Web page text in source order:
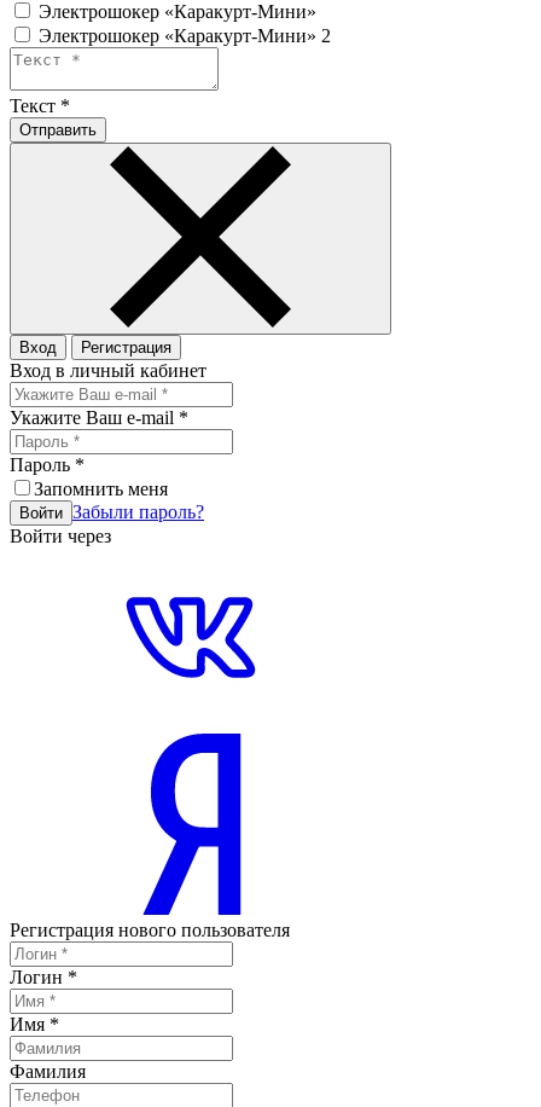
Электрошокер «Каракурт-Мини»
Электрошокер «Каракурт-Мини» 2
Текст *
Отправить
Вход Регистрация
Вход в личный кабинет
Укажите Ваш e-mail *
Пароль *
Запомнить меня
Войти Забыли пароль?
Войти через
Регистрация нового пользователя
Логин *
Имя *
Фамилия